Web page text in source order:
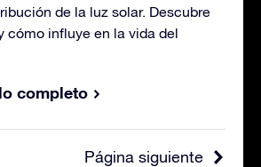
de la luz solar. Descubre
cómo influye en la vida del
completo
Página siguiente